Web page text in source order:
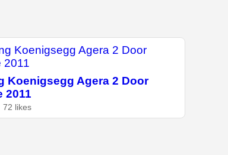
Koenigsegg Agera 2 Door
2011
72 likes